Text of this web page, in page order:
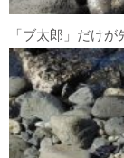
「ブ太郎」だけ